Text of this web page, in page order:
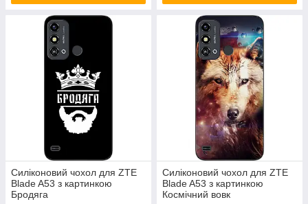
Силіконовий чохол для ZTE
Blade A53 з картинкою
Бродяга
Силіконовий чохол для ZTE
Blade A53 з картинкою
Космічний вовк